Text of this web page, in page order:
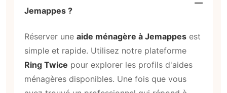
Comment réserver une aide ménagère à
Jemappes ?
Réserver une aide ménagère à Jemappes
simple et rapide. Utilisez notre plateforme